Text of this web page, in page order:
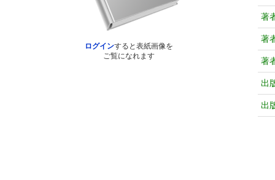
ログインすると表紙画像を
ご覧になれます
著
著
著
出
出